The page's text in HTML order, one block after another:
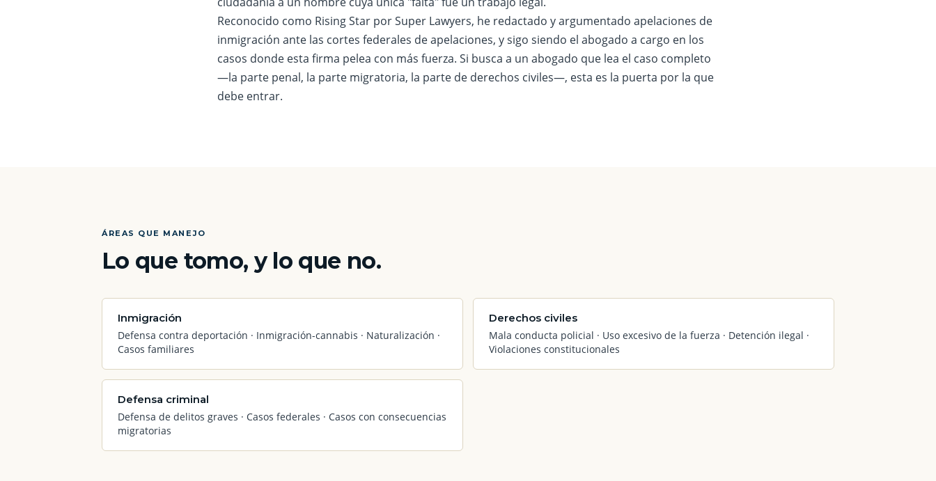
Reconocido como Rising Star por Super Lawyers, he redactado y argumentado apelaciones de
inmigración ante las cortes federales de apelaciones, y sigo siendo el abogado a cargo en los
casos donde esta firma pelea con más fuerza. Si busca a un abogado que lea el caso completo
—la parte penal, la parte migratoria, la parte de derechos civiles—, esta es la puerta por la que
debe entrar.
ÁREAS QUE MANEJO
Lo que tomo, y lo que no.
Inmigración
Defensa contra deportación · Inmigración-cannabis · Naturalización ·
Casos familiares
Derechos civiles
Mala conducta policial · Uso excesivo de la fuerza · Detención ilegal ·
Violaciones constitucionales
Defensa criminal
Defensa de delitos graves · Casos federales · Casos con consecuencias
migratorias